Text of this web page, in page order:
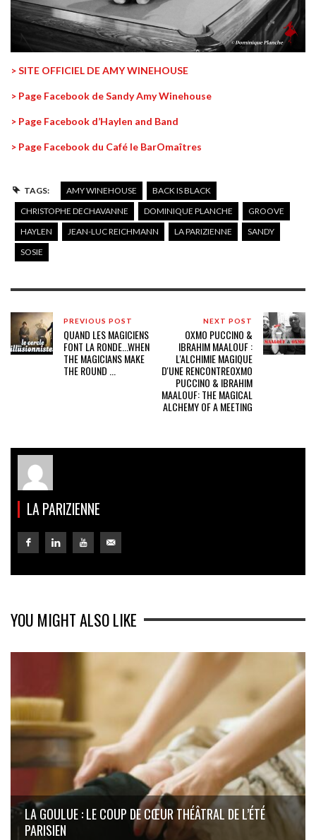
> SITE OFFICIEL DE AMY WINEHOUSE
> Page Facebook de Sandy Amy Winehouse
> Page Facebook d’Haylen and Band
> Page Facebook du Café le BarOmaîtres
TAGS: AMY WINEHOUSE
BACK IS BLACK
CHRISTOPHE DECHAVANNE
DOMINIQUE PLANCHE
GROOVE
HAYLEN
JEAN-LUC REICHMANN LA PARIZIENNE
SANDY
SOSIE
PREVIOUS POST
QUAND LES MAGICIENS
FONT LA RONDE... WHEN
THE MAGICIANS MAKE
THE ROUND ...
NEXT POST
OXMO PUCCINO &
IBRAHIM MAALOUF :
L'ALCHIMIE MAGIQUE
D'UNE RENCONTREOXMO
PUCCINO & IBRAHIM
MAALOUF: THE MAGICAL
ALCHEMY OF A MEETING
LA PARIZIENNE
YOU MIGHT ALSO LIKE
LA GOULUE : LE COUP DE CŒUR THÉÂTRAL DE L’ÉTÉ
PARISIEN